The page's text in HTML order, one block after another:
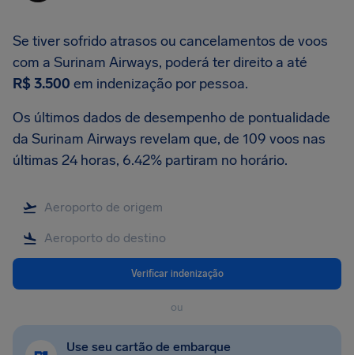
Se tiver sofrido atrasos ou cancelamentos de voos
com a Surinam Airways, poderá ter direito a até
R$ 3.500 em indenização por pessoa.
Os últimos dados de desempenho de pontualidade
da Surinam Airways revelam que, de 109 voos nas
últimas 24 horas, 6.42% partiram no horário.
Verificar indenização
ou
Use seu cartão de embarque